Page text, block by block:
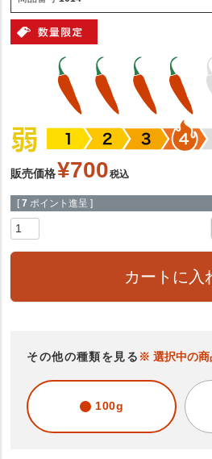
販売価格¥700税込
[ 7 ポイント進呈 ]
カートに入
その他の種類を見る ※ 選択中の商
100g